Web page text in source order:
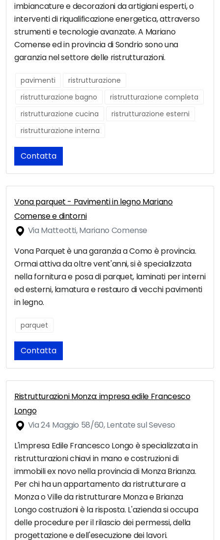
imbiancature e decorazioni da artigiani esperti, o
interventi di riqualificazione energetica, attraverso
strumenti e tecnologie avanzate. A Mariano
Comense ed in provincia di Sondrio sono una
garanzia nel settore delle ristrutturazioni.
pavimenti
ristrutturazione
ristrutturazione bagno
ristrutturazione completa
ristrutturazione cucina
ristrutturazione esterni
ristrutturazione interna
Contatta
Vona parquet - Pavimenti in legno Mariano
Comense e dintorni
Via Matteotti, Mariano Comense
Vona Parquet è una garanzia a Como è provincia.
Ormai attiva da oltre vent'anni, si è specializzata
nella fornitura e posa di parquet, laminati per interni
ed esterni, lamatura e restauro di vecchi pavimenti
in legno.
parquet
Contatta
Ristrutturazioni Monza: impresa edile Francesco
Longo
Via 24 Maggio 58/60, Lentate sul Seveso
L'impresa Edile Francesco Longo è specializzata in
ristrutturazioni chiavi in mano e costruzioni di
immobili ex novo nella provincia di Monza Brianza.
Per chi ha un appartamento da ristrutturare a
Monza o Ville da ristrutturare Monza e Brianza
Longo costruzioni è la risposta. L'azienda si occupa
delle procedure per il rilascio dei permessi, della
progettazione e dell'esecuzione dei lavori.